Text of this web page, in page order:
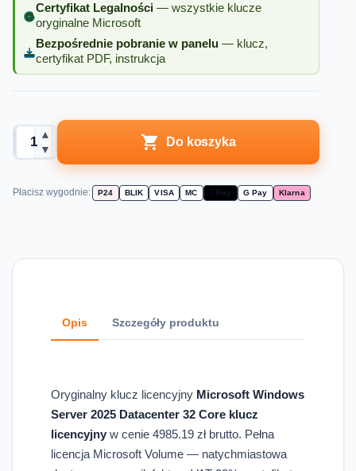
Certyfikat Legalności — wszystkie klucze
oryginalne Microsoft
Bezpośrednie pobranie w panelu — klucz,
certyfikat PDF, instrukcja
▲
▼
 Do koszyka
Płacisz wygodnie: P24 BLIK VISA MC  Pay G Pay Klarna
Opis Szczegóły produktu
Oryginalny klucz licencyjny Microsoft Windows
Server 2025 Datacenter 32 Core klucz
licencyjny w cenie 4985.19 zł brutto. Pełna
licencja Microsoft Volume — natychmiastowa